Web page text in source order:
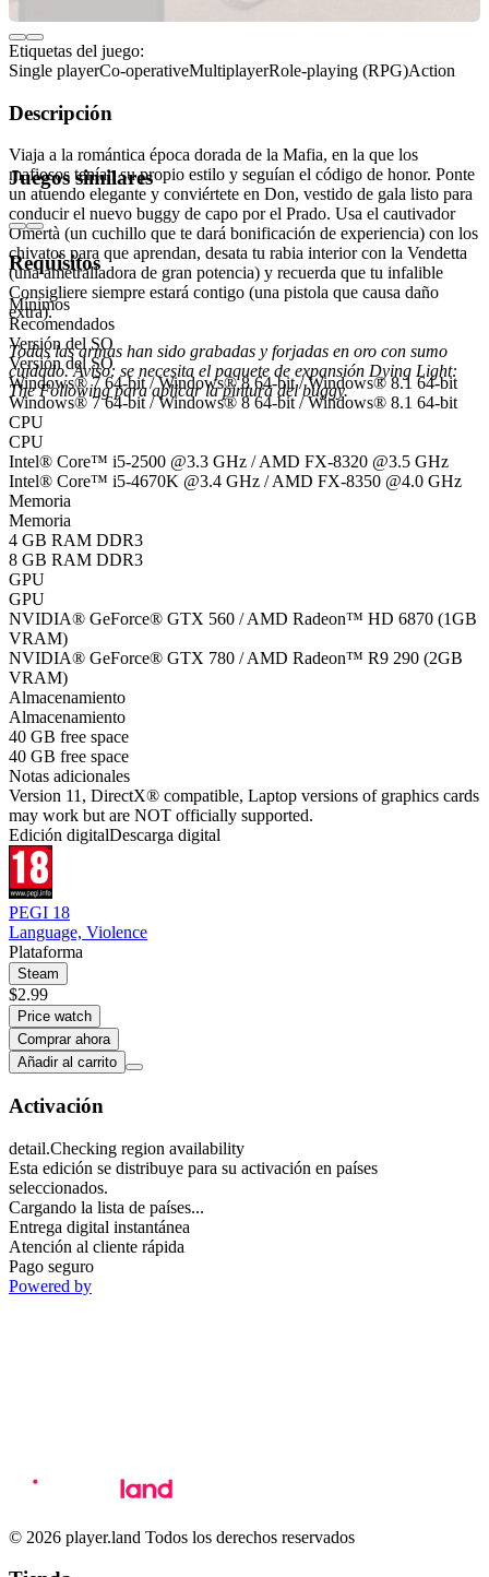
Etiquetas del juego:
Single playerCo-operativeMultiplayerRole-playing (RPG)Action
Descripción
Viaja a la romántica época dorada de la Mafia, en la que los
mafiosos tenían su propio estilo y seguían el código de honor. Ponte
un atuendo elegante y conviértete en Don, vestido de gala listo para
conducir el nuevo buggy de capo por el Prado. Usa el cautivador
Omertà (un cuchillo que te dará bonificación de experiencia) con los
chivatos para que aprendan, desata tu rabia interior con la Vendetta
(una ametralladora de gran potencia) y recuerda que tu infalible
Consigliere siempre estará contigo (una pistola que causa daño
extra).
Todas las armas han sido grabadas y forjadas en oro con sumo
cuidado. Aviso: se necesita el paquete de expansión Dying Light:
The Following para aplicar la pintura del buggy.
Juegos similares
Requisitos
Mínimos
Recomendados
Versión del SO
Versión del SO
Windows® 7 64-bit / Windows® 8 64-bit / Windows® 8.1 64-bit
Windows® 7 64-bit / Windows® 8 64-bit / Windows® 8.1 64-bit
CPU
CPU
Intel® Core™ i5-2500 @3.3 GHz / AMD FX-8320 @3.5 GHz
Intel® Core™ i5-4670K @3.4 GHz / AMD FX-8350 @4.0 GHz
Memoria
Memoria
4 GB RAM DDR3
8 GB RAM DDR3
GPU
GPU
NVIDIA® GeForce® GTX 560 / AMD Radeon™ HD 6870 (1GB
VRAM)
NVIDIA® GeForce® GTX 780 / AMD Radeon™ R9 290 (2GB
VRAM)
Almacenamiento
Almacenamiento
40 GB free space
40 GB free space
Notas adicionales
Version 11, DirectX® compatible, Laptop versions of graphics cards
may work but are NOT officially supported.
Edición digitalDescarga digital
PEGI 18
Language, Violence
Plataforma
Steam
$2.99
Price watch
Comprar ahora
Añadir al carrito
Activación
detail.Checking region availability
Esta edición se distribuye para su activación en países
seleccionados.
Cargando la lista de países...
Entrega digital instantánea
Atención al cliente rápida
Pago seguro
Powered by
© 2026 player.land Todos los derechos reservados